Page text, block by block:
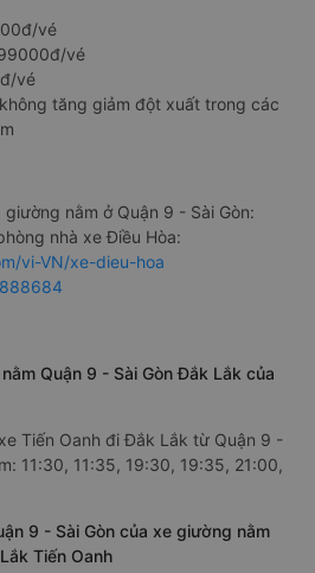
vé
vé
vé
tăng giảm đột xuất trong các
nằm ở Quận 9 - Sài Gòn:
nhà xe Điều Hòa:
vi-VN/xe-dieu-hoa
Quận 9 - Sài Gòn Đắk Lắk của
Tiến Oanh đi Đắk Lắk từ Quận 9 -
11:30, 11:35, 19:30, 19:35, 21:00,
9 - Sài Gòn của xe giường nằm
Tiến Oanh